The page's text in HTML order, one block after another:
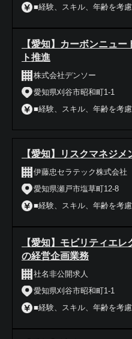
■経験、スキル、年齢を考
【愛知】カーボンニュ
ト推進
株式会社デンソー
愛知県刈谷市昭和町1-1
■経験、スキル、年齢を考
【愛知】リスクマネジメ
伊藤忠セラテック株式会社
愛知県瀬戸市塩草町12-8
■経験、スキル、年齢を考
【愛知】モビリティエ
の経営企画業務
社名非公開求人
愛知県刈谷市昭和町1-1
■経験、スキル、年齢を考